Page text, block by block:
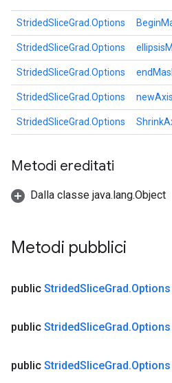
StridedSliceGrad.Options
StridedSliceGrad.Options
StridedSliceGrad.Options
StridedSliceGrad.Options
StridedSliceGrad.Options
Metodi ereditati
Dalla classe java.lang.Object
Metodi pubblici
public StridedSliceGrad.Options
public StridedSliceGrad.Options
public StridedSliceGrad.Options